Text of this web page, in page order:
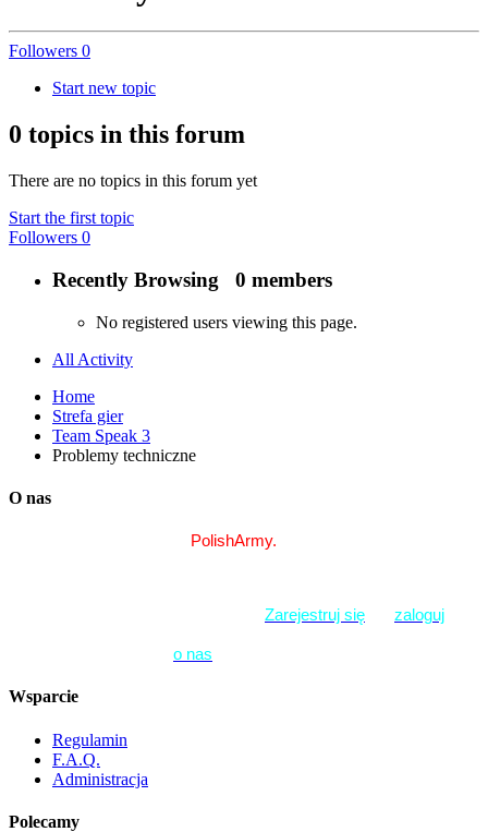
Followers 0
Start new topic
0 topics in this forum
There are no topics in this forum yet
Start the first topic
Followers 0
Recently Browsing 0 members
No registered users viewing this page.
All Activity
Home
Strefa gier
Team Speak 3
Problemy techniczne
O nas
PolishArmy.
Zarejestruj się zaloguj
o nas
Wsparcie
Regulamin
F.A.Q.
Administracja
Polecamy